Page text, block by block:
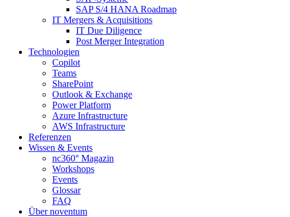
SAP S/4 HANA Roadmap
IT Mergers & Acquisitions
IT Due Diligence
Post Merger Integration
Technologien
Copilot
Teams
SharePoint
Outlook & Exchange
Power Platform
Azure Infrastructure
AWS Infrastructure
Referenzen
Wissen & Events
nc360° Magazin
Workshops
Events
Glossar
FAQ
Über noventum